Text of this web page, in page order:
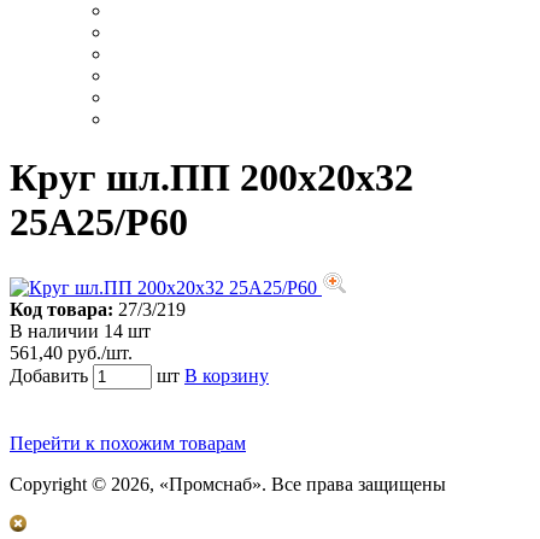
Круг шл.ПП 200х20х32
25А25/Р60
Код товара: 27/3/219
В наличии 14 шт
561,40 руб./шт.
Добавить
шт В корзину
Перейти к похожим товарам
Copyright © 2026, «Промснаб». Все права защищены